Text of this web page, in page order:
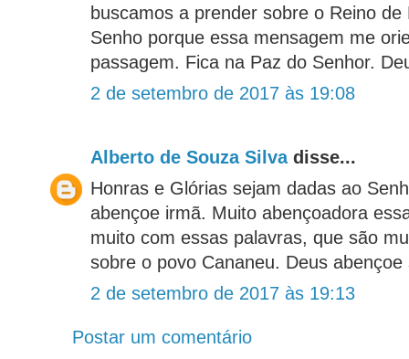
buscamos a prender sobre o Reino
Senho porque essa mensagem me
passagem. Fica na Paz do Senhor.
2 de setembro de 2017 às 19:08
Alberto de Souza Silvadisse...
Honras e Glórias sejam dadas ao
abençoe irmã. Muito abençoadora
muito com essas palavras, que são
sobre o povo Cananeu. Deus
2 de setembro de 2017 às 19:13
Postar um comentário